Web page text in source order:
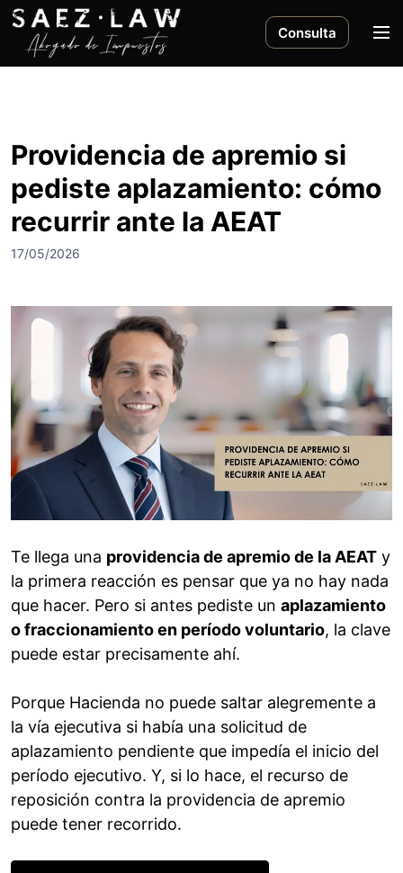
Consulta
M
Providencia de apremio si
pediste aplazamiento: cómo
recurrir ante la AEAT
17/05/2026
Te llega una providencia de apremio de la AEAT y
la primera reacción es pensar que ya no hay nada
que hacer. Pero si antes pediste un aplazamiento
o fraccionamiento en período voluntario, la clave
puede estar precisamente ahí.
Porque Hacienda no puede saltar alegremente a
la vía ejecutiva si había una solicitud de
aplazamiento pendiente que impedía el inicio del
período ejecutivo. Y, si lo hace, el recurso de
reposición contra la providencia de apremio
puede tener recorrido.